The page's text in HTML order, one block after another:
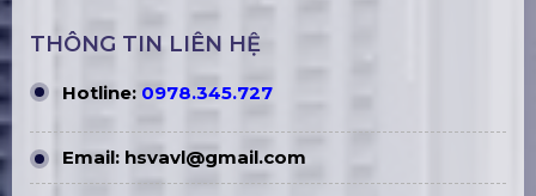
THÔNG TIN LIÊN HỆ
Hotline: 0978.345.727
Email: hsvavl@gmail.com